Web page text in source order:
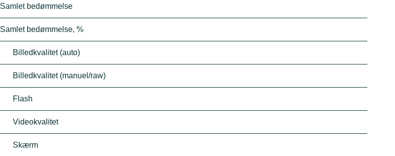
Samlet bedømmelse
Samlet bedømmelse, %
Billedkvalitet (auto)
Billedkvalitet (manuel/raw)
Flash
Videokvalitet
Skærm